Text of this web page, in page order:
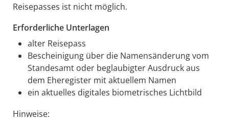
Reisepasses ist nicht möglich.
Erforderliche Unterlagen
alter Reisepass
Bescheinigung über die Namensänderung vom
Standesamt oder beglaubigter Ausdruck aus
dem Eheregister mit aktuellem Namen
ein aktuelles digitales biometrisches Lichtbild
Hinweise: